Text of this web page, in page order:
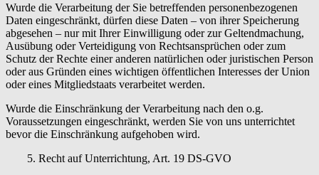
Wurde die Verarbeitung der Sie betreffenden personenbezogenen
Daten eingeschränkt, dürfen diese Daten – von ihrer Speicherung
abgesehen – nur mit Ihrer Einwilligung oder zur Geltendmachung,
Ausübung oder Verteidigung von Rechtsansprüchen oder zum
Schutz der Rechte einer anderen natürlichen oder juristischen Person
oder aus Gründen eines wichtigen öffentlichen Interesses der Union
oder eines Mitgliedstaats verarbeitet werden.
Wurde die Einschränkung der Verarbeitung nach den o.g.
Voraussetzungen eingeschränkt, werden Sie von uns unterrichtet
bevor die Einschränkung aufgehoben wird.
5. Recht auf Unterrichtung, Art. 19 DS-GVO